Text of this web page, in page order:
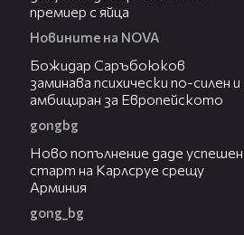
премиер с яйца
Новините на NOVA
Божидар Саръбоюков
заминава психически по-силен и
амбициран за Европейското
gongbg
Ново попълнение даде успешен
старт на Карлсруе срещу
Арминия
gong_bg